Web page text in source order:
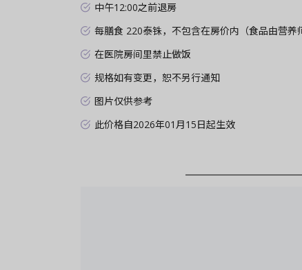
中午12:00之前退房
每膳食 220泰铢，不包含在房价内（食品由营养
在医院房间里禁止做饭
规格如有变更，恕不另行通知
图片仅供参考
此价格自2026年01月15日起生效